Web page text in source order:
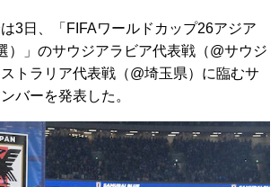
3日、「FIFAワールドカップ26アジア
）」のサウジアラビア代表戦（@サウジ
トラリア代表戦（@埼玉県）に臨むサ
バーを発表した。